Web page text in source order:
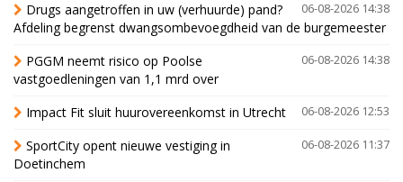
06-08-2026 14:38
Drugs aangetroffen in uw (verhuurde) pand?
Afdeling begrenst dwangsombevoegdheid van de burgemeester
06-08-2026 14:38
PGGM neemt risico op Poolse
vastgoedleningen van 1,1 mrd over
06-08-2026 12:53
Impact Fit sluit huurovereenkomst in Utrecht
06-08-2026 11:37
SportCity opent nieuwe vestiging in
Doetinchem